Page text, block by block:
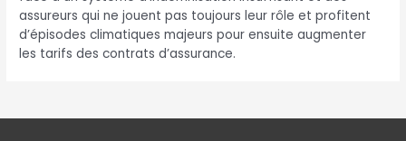
assureurs qui ne jouent pas toujours leur rôle et profitent
d’épisodes climatiques majeurs pour ensuite augmenter
les tarifs des contrats d’assurance.